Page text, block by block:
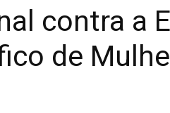
contra a
de